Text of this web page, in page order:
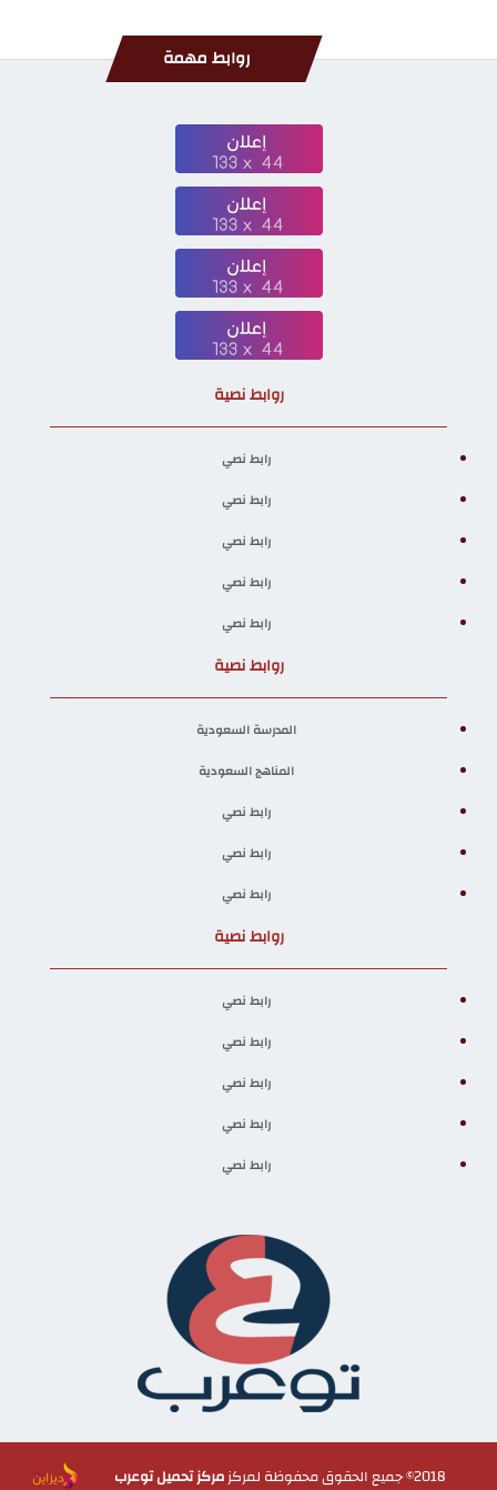
روابط مهمة
روابط نصية
رابط نصي
رابط نصي
رابط نصي
رابط نصي
رابط نصي
روابط نصية
المدرسة السعودية
المناهج السعودية
رابط نصي
رابط نصي
رابط نصي
روابط نصية
رابط نصي
رابط نصي
رابط نصي
رابط نصي
رابط نصي
2018© جميع الحقوق محفوظة لمركز مركز تحميل توعرب